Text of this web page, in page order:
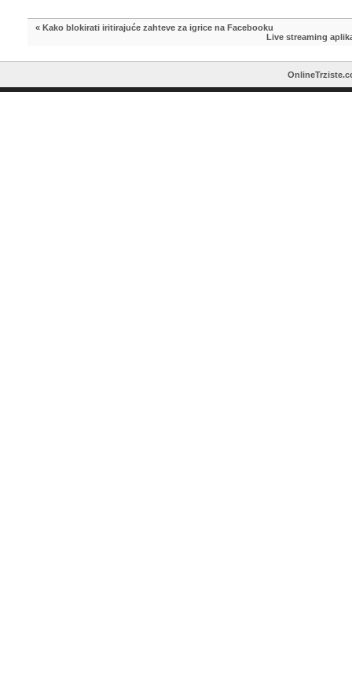
« Kako blokirati iritirajuće zahteve za igrice na Facebooku
Live streaming